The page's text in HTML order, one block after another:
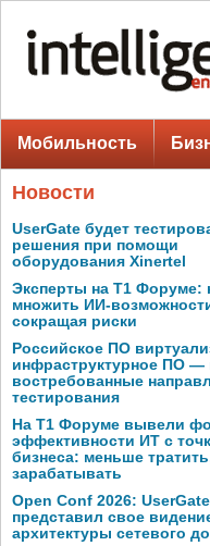
Мобильность
Новости
UserGate будет
решения при помощи
оборудования Xinertel
Эксперты на Т1 Форуме:
множить ИИ-
сокращая риски
Российское ПО
инфраструктурное ПО —
востребованные
тестирования
На Т1 Форуме вывели
эффективности ИТ с
бизнеса: меньше
зарабатывать
Open Conf 2026: UserGate
представил свое
архитектуры сетевого